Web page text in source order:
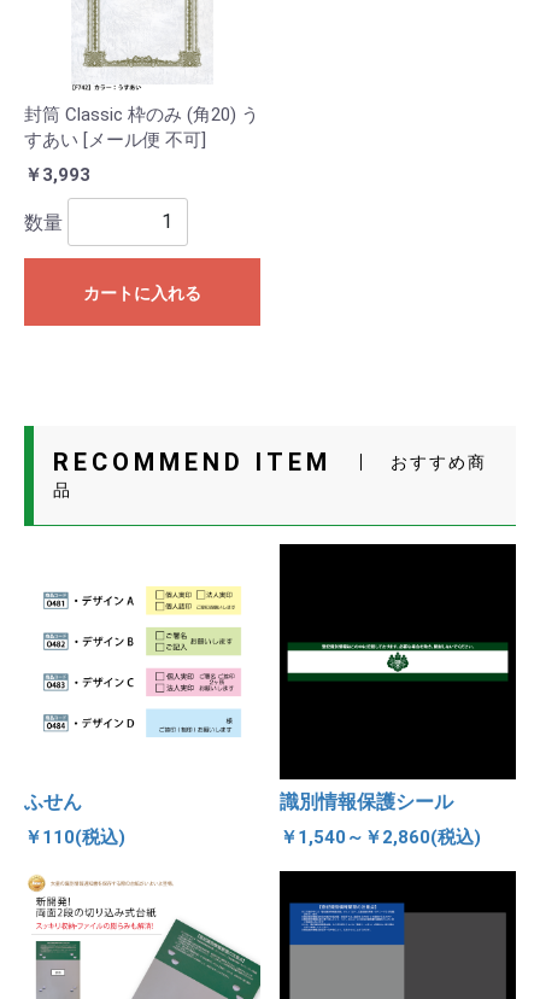
封筒 Classic 枠のみ (角20) う
すあい [メール便 不可]
￥3,993
数量
カートに入れる
RECOMMEND ITEM
おすすめ商
品
ふせん
￥110(税込)
識別情報保護シール
￥1,540～￥2,860(税込)